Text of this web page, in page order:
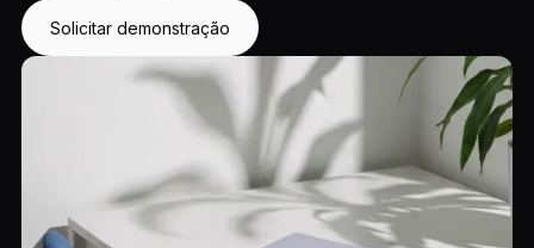
Solicitar demonstração